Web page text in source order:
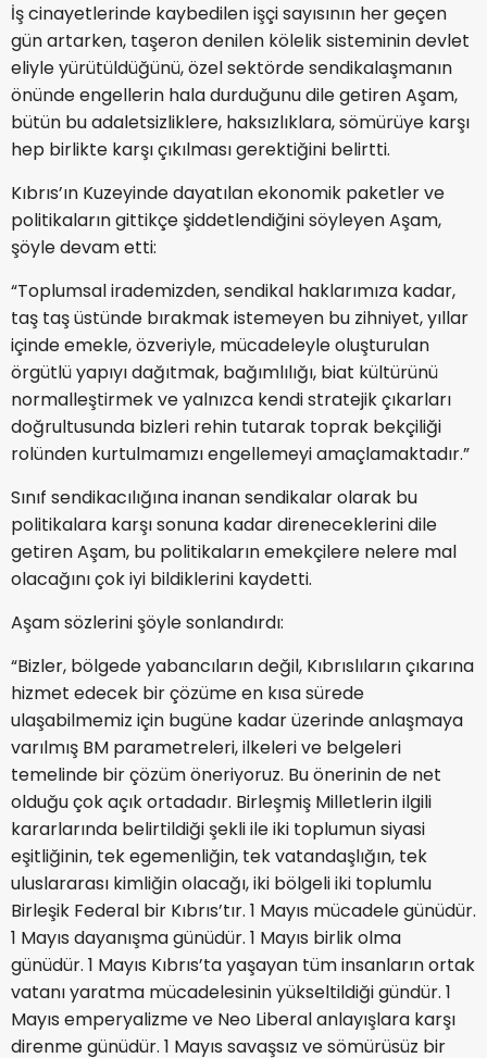
İş cinayetlerinde kaybedilen işçi sayısının her geçen
gün artarken, taşeron denilen kölelik sisteminin devlet
eliyle yürütüldüğünü, özel sektörde sendikalaşmanın
önünde engellerin hala durduğunu dile getiren Aşam,
bütün bu adaletsizliklere, haksızlıklara, sömürüye karşı
hep birlikte karşı çıkılması gerektiğini belirtti.
Kıbrıs’ın Kuzeyinde dayatılan ekonomik paketler ve
politikaların gittikçe şiddetlendiğini söyleyen Aşam,
şöyle devam etti:
“Toplumsal irademizden, sendikal haklarımıza kadar,
taş taş üstünde bırakmak istemeyen bu zihniyet, yıllar
içinde emekle, özveriyle, mücadeleyle oluşturulan
örgütlü yapıyı dağıtmak, bağımlılığı, biat kültürünü
normalleştirmek ve yalnızca kendi stratejik çıkarları
doğrultusunda bizleri rehin tutarak toprak bekçiliği
rolünden kurtulmamızı engellemeyi amaçlamaktadır.”
Sınıf sendikacılığına inanan sendikalar olarak bu
politikalara karşı sonuna kadar direneceklerini dile
getiren Aşam, bu politikaların emekçilere nelere mal
olacağını çok iyi bildiklerini kaydetti.
Aşam sözlerini şöyle sonlandırdı:
“Bizler, bölgede yabancıların değil, Kıbrıslıların çıkarına
hizmet edecek bir çözüme en kısa sürede
ulaşabilmemiz için bugüne kadar üzerinde anlaşmaya
varılmış BM parametreleri, ilkeleri ve belgeleri
temelinde bir çözüm öneriyoruz. Bu önerinin de net
olduğu çok açık ortadadır. Birleşmiş Milletlerin ilgili
kararlarında belirtildiği şekli ile iki toplumun siyasi
eşitliğinin, tek egemenliğin, tek vatandaşlığın, tek
uluslararası kimliğin olacağı, iki bölgeli iki toplumlu
Birleşik Federal bir Kıbrıs’tır. 1 Mayıs mücadele günüdür.
1 Mayıs dayanışma günüdür. 1 Mayıs birlik olma
günüdür. 1 Mayıs Kıbrıs’ta yaşayan tüm insanların ortak
vatanı yaratma mücadelesinin yükseltildiği gündür. 1
Mayıs emperyalizme ve Neo Liberal anlayışlara karşı
direnme günüdür. 1 Mayıs savaşsız ve sömürüsüz bir